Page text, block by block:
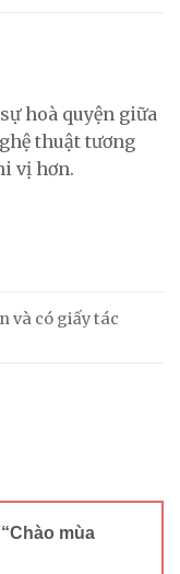
hoà quyện giữa
thuật tương
vị hơn.
và có giấy tác
mùa